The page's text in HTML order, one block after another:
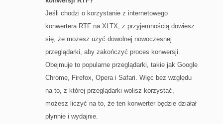
Jeśli chodzi o korzystanie z internetowego
konwertera RTF na XLTX, z przyjemnością dowiesz
się, że możesz użyć dowolnej nowoczesnej
przeglądarki, aby zakończyć proces konwersji.
Obejmuje to popularne przeglądarki, takie jak Google
Chrome, Firefox, Opera i Safari. Więc bez względu
na to, z której przeglądarki wolisz korzystać,
możesz liczyć na to, że ten konwerter będzie działał
płynnie i wydajnie.